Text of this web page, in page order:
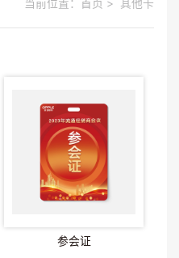
当前位置： 首页 > 其他卡
参会证